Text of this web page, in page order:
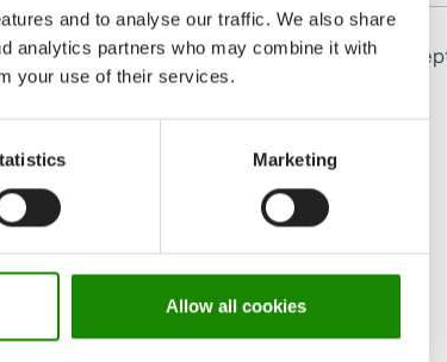
and to analyse our traffic. We also share
analytics partners who may combine it with
your use of their services.
Marketing
Allow all cookies
dieDatenschutzerklärunggelesen und